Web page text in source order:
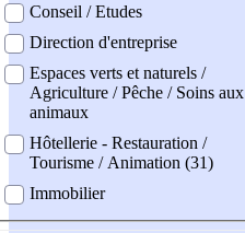
Conseil / Etudes
Direction d'entreprise
Espaces verts et naturels /
Agriculture / Pêche / Soins aux
animaux
Hôtellerie - Restauration /
Tourisme / Animation (31)
Immobilier